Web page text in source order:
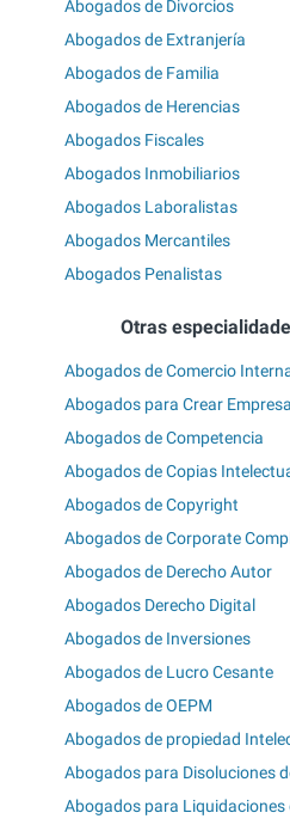
Abogados de Divorcios
Abogados de Extranjería
Abogados de Familia
Abogados de Herencias
Abogados Fiscales
Abogados Inmobiliarios
Abogados Laboralistas
Abogados Mercantiles
Abogados Penalistas
Otras
Abogados de Comercio
Abogados para Crear Empresa
Abogados de Competencia
Abogados de Copias
Abogados de Copyright
Abogados de Corporate
Abogados de Derecho Autor
Abogados Derecho Digital
Abogados de Inversiones
Abogados de Lucro Cesante
Abogados de OEPM
Abogados de propiedad
Abogados para Disoluciones
Abogados para Liquidaciones